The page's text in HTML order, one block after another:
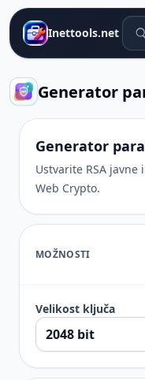
Inettools.net
Generator
Generator
Ustvarite RSA javne
Web Crypto.
MOŽNOSTI
Velikost ključa